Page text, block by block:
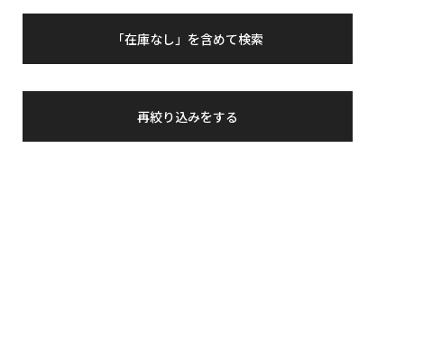
「在庫なし」を含めて検索
再絞り込みをする